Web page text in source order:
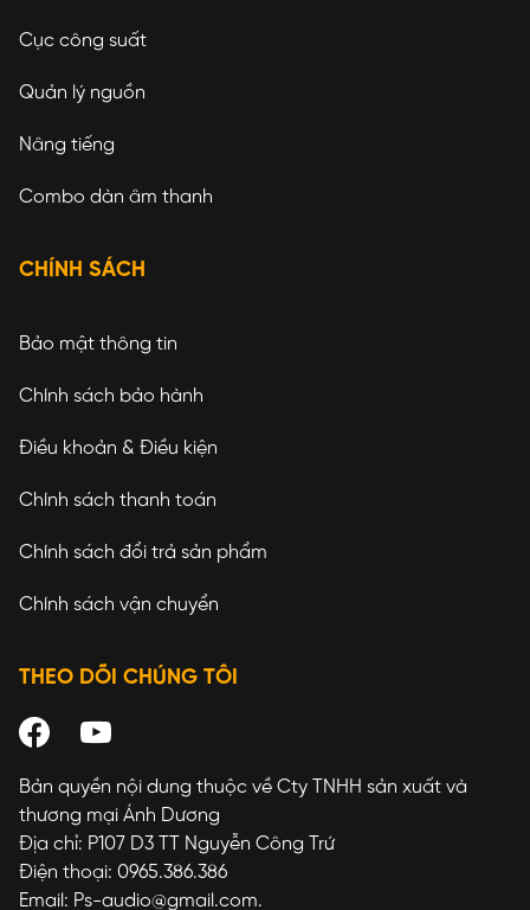
Cục công suất
Quản lý nguồn
Nâng tiếng
Combo dàn âm thanh
CHÍNH SÁCH
Bảo mật thông tin
Chính sách bảo hành
Điều khoản & Điều kiện
Chính sách thanh toán
Chính sách đổi trả sản phẩm
Chính sách vận chuyển
THEO DÕI CHÚNG TÔI
Bản quyền nội dung thuộc về Cty TNHH sản xuất và
thương mại Ánh Dương
Địa chỉ: P107 D3 TT Nguyễn Công Trứ
Điện thoại: 0965.386.386
Email: Ps-audio@gmail.com.